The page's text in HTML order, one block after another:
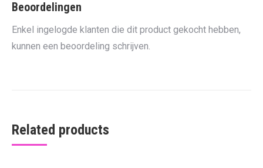
Beoordelingen
Enkel ingelogde klanten die dit product gekocht hebben,
kunnen een beoordeling schrijven.
Related products